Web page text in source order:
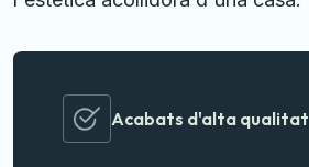
Acabats d'alta qualitat